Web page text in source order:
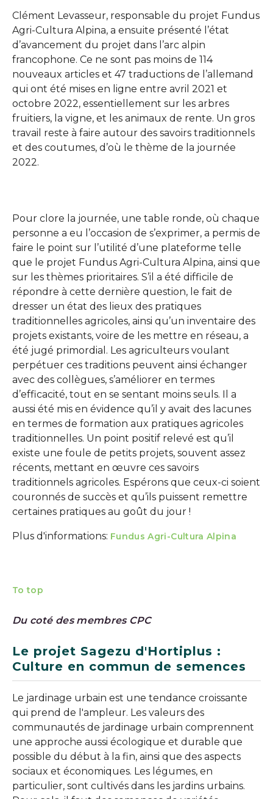
Clément Levasseur, responsable du projet Fundus
Agri-Cultura Alpina, a ensuite présenté l’état
d’avancement du projet dans l’arc alpin
francophone. Ce ne sont pas moins de 114
nouveaux articles et 47 traductions de l’allemand
qui ont été mises en ligne entre avril 2021 et
octobre 2022, essentiellement sur les arbres
fruitiers, la vigne, et les animaux de rente. Un gros
travail reste à faire autour des savoirs traditionnels
et des coutumes, d’où le thème de la journée
2022.
Pour clore la journée, une table ronde, où chaque
personne a eu l’occasion de s’exprimer, a permis de
faire le point sur l’utilité d’une plateforme telle
que le projet Fundus Agri-Cultura Alpina, ainsi que
sur les thèmes prioritaires. S’il a été difficile de
répondre à cette dernière question, le fait de
dresser un état des lieux des pratiques
traditionnelles agricoles, ainsi qu’un inventaire des
projets existants, voire de les mettre en réseau, a
été jugé primordial. Les agriculteurs voulant
perpétuer ces traditions peuvent ainsi échanger
avec des collègues, s’améliorer en termes
d’efficacité, tout en se sentant moins seuls. Il a
aussi été mis en évidence qu’il y avait des lacunes
en termes de formation aux pratiques agricoles
traditionnelles. Un point positif relevé est qu’il
existe une foule de petits projets, souvent assez
récents, mettant en œuvre ces savoirs
traditionnels agricoles. Espérons que ceux-ci soient
couronnés de succès et qu’ils puissent remettre
certaines pratiques au goût du jour !
Plus d'informations: Fundus Agri-Cultura Alpina
To top
Du coté des membres CPC
Le projet Sagezu d'Hortiplus :
Culture en commun de semences
Le jardinage urbain est une tendance croissante
qui prend de l'ampleur. Les valeurs des
communautés de jardinage urbain comprennent
une approche aussi écologique et durable que
possible du début à la fin, ainsi que des aspects
sociaux et économiques. Les légumes, en
particulier, sont cultivés dans les jardins urbains.